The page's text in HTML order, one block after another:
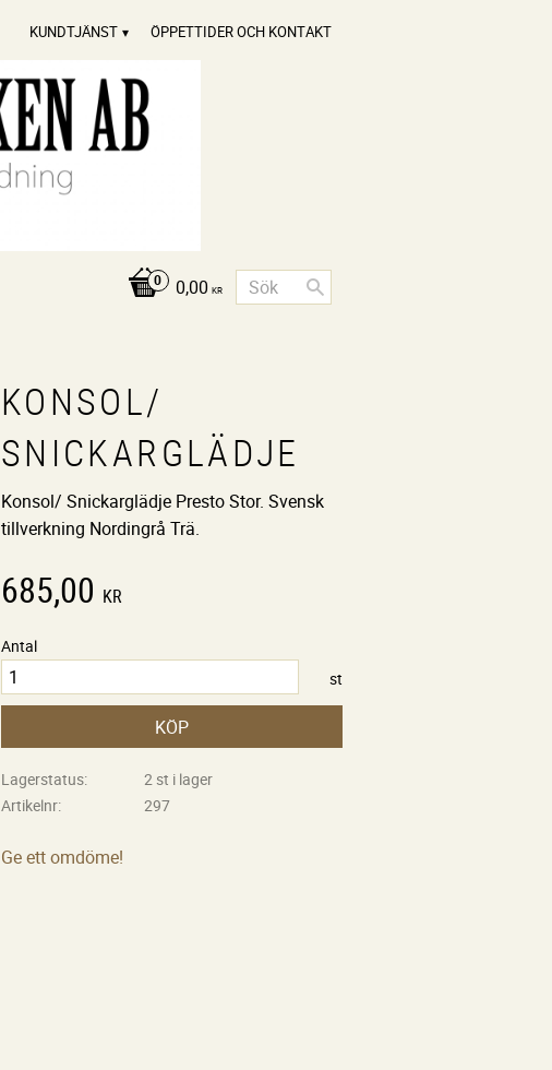
KUNDTJÄNST ÖPPETTIDER OCH KONTAKT
0,00 KR
KONSOL/
SNICKARGLÄDJE
Konsol/ Snickarglädje Presto Stor. Svensk
tillverkning Nordingrå Trä.
685,00 KR
Antal
st
KÖP
Lagerstatus
2 st i lager
Artikelnr
297
Ge ett omdöme!